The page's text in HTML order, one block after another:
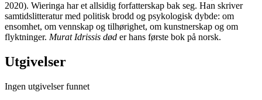
2020). Wieringa har et allsidig forfatterskap bak seg. Han skriver
samtidslitteratur med politisk brodd og psykologisk dybde: om
ensomhet, om vennskap og tilhørighet, om kunstnerskap og om
flyktninger. Murat Idrissis død er hans første bok på norsk.
Utgivelser
Ingen utgivelser funnet